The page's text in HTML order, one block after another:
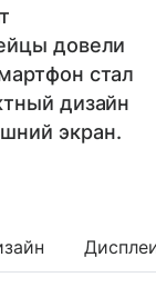
довели
стал
дизайн
экран.